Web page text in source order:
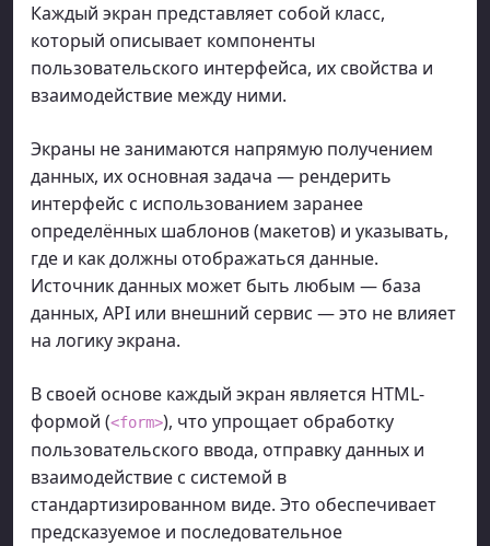
Каждый экран представляет собой класс,
который описывает компоненты
пользовательского интерфейса, их свойства и
взаимодействие между ними.
Экраны не занимаются напрямую получением
данных, их основная задача — рендерить
интерфейс с использованием заранее
определённых шаблонов (макетов) и указывать,
где и как должны отображаться данные.
Источник данных может быть любым — база
данных, API или внешний сервис — это не влияет
на логику экрана.
В своей основе каждый экран является HTML-
формой (<form>), что упрощает обработку
пользовательского ввода, отправку данных и
взаимодействие с системой в
стандартизированном виде. Это обеспечивает
предсказуемое и последовательное